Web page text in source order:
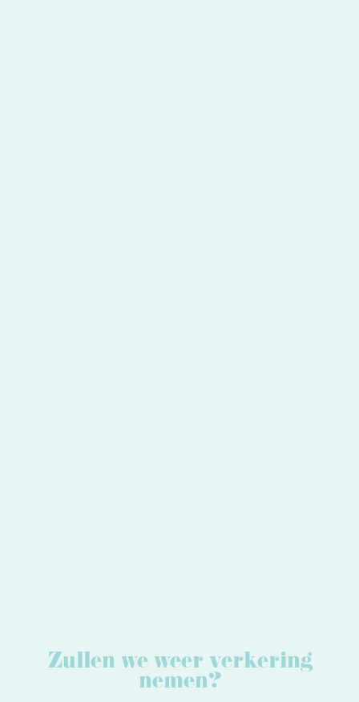
Zullen we weer verkering
nemen?